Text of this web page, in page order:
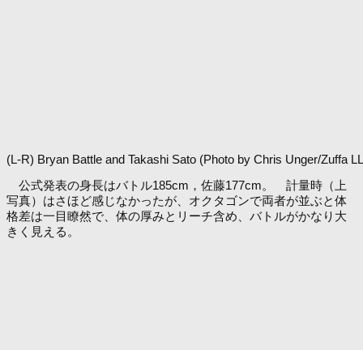
(L-R) Bryan Battle and Takashi Sato (Photo by Chris Unger/Zuffa
公式発表の身長はバトル185cm，佐藤177cm。 計量時（上
写真）はさほど感じなかったが、オクタゴンで両者が並ぶと体
格差は一目瞭然で、体の厚みとリーチ含め、バトルがかなり大
きく見える。